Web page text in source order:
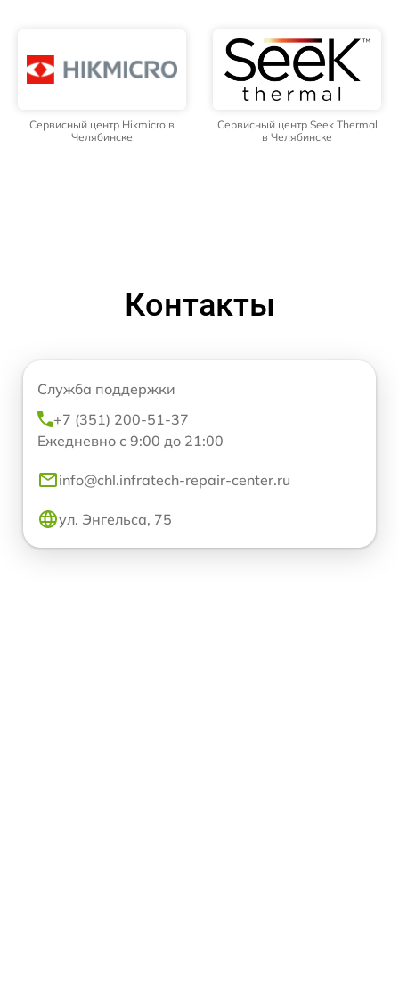
Сервисный центр Hikmicro в
Челябинске
Сервисный центр Seek Thermal
в Челябинске
Контакты
Служба поддержки
+7 (351) 200-51-37
Ежедневно с 9:00 до 21:00
info@chl.infratech-repair-center.ru
ул. Энгельса, 75